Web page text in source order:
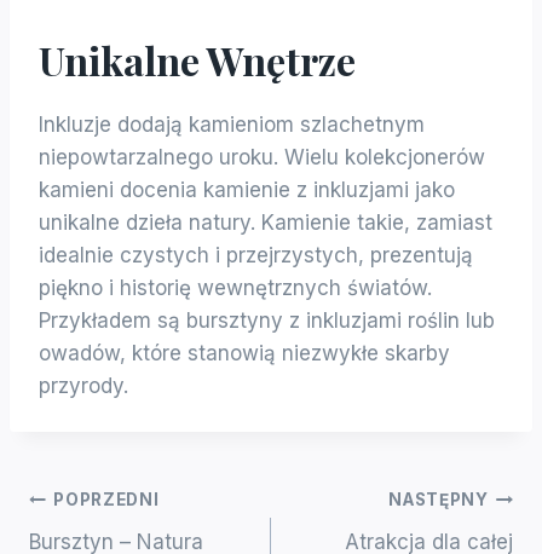
Unikalne Wnętrze
Inkluzje dodają kamieniom szlachetnym
niepowtarzalnego uroku. Wielu kolekcjonerów
kamieni docenia kamienie z inkluzjami jako
unikalne dzieła natury. Kamienie takie, zamiast
idealnie czystych i przejrzystych, prezentują
piękno i historię wewnętrznych światów.
Przykładem są bursztyny z inkluzjami roślin lub
owadów, które stanowią niezwykłe skarby
przyrody.
Nawigacja
POPRZEDNI
Bursztyn – Natura
NASTĘPNY
Atrakcja dla całej